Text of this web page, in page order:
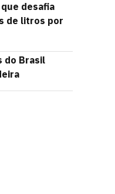
desafia
de litros por
do Brasil